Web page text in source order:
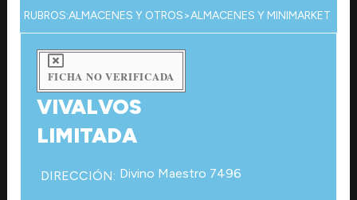
RUBROS:ALMACENES Y OTROS>ALMACENES Y MINIMARKET
FICHA NO VERIFICADA
VIVALVOS
LIMITADA
DIRECCIÓN: Divino Maestro 7496